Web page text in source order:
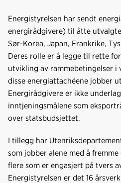
Energistyrelsen har sendt
energirådgivere) til åtte
Sør-Korea, Japan, Frankrike,
Deres rolle er å legge til rette
utvikling av rammebetingelser i
disse energiattachéene jobber
Energirådgivere er ikke
inntjeningsmålene som
over statsbudsjettet.
I tillegg har
som jobber alene med å
flere som er engasjert på tvers
Energistyrelsen er det 16